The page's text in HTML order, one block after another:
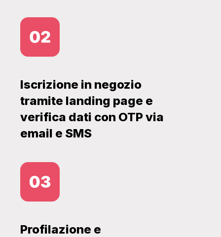
Iscrizione in negozio
tramite landing page e
verifica dati con OTP via
email e SMS
Profilazione e